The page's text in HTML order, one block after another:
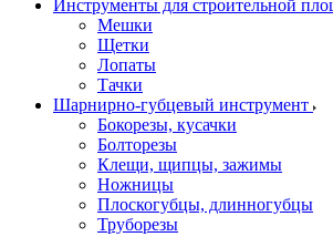
Инструменты для строительной
Мешки
Щетки
Лопаты
Тачки
Шарнирно-губцевый инструмент
Бокорезы, кусачки
Болторезы
Клещи, щипцы, зажимы
Ножницы
Плоскогубцы, длинногубцы
Труборезы